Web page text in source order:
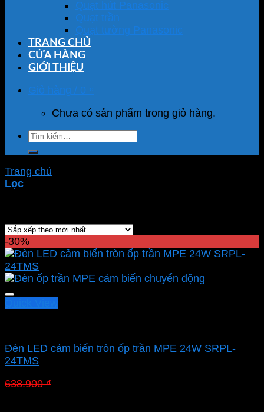
Quạt hút Panasonic
Quạt trần
Quạt tường Panasonic
TRANG CHỦ
CỬA HÀNG
GIỚI THIỆU
Giỏ hàng / 0 ₫
Chưa có sản phẩm trong giỏ hàng.
Tìm
kiếm:
Trang chủ
Lọc
-30%
Đèn LED cảm biến tròn ốp trần MPE 24W SRPL-
24TMS
638.900₫